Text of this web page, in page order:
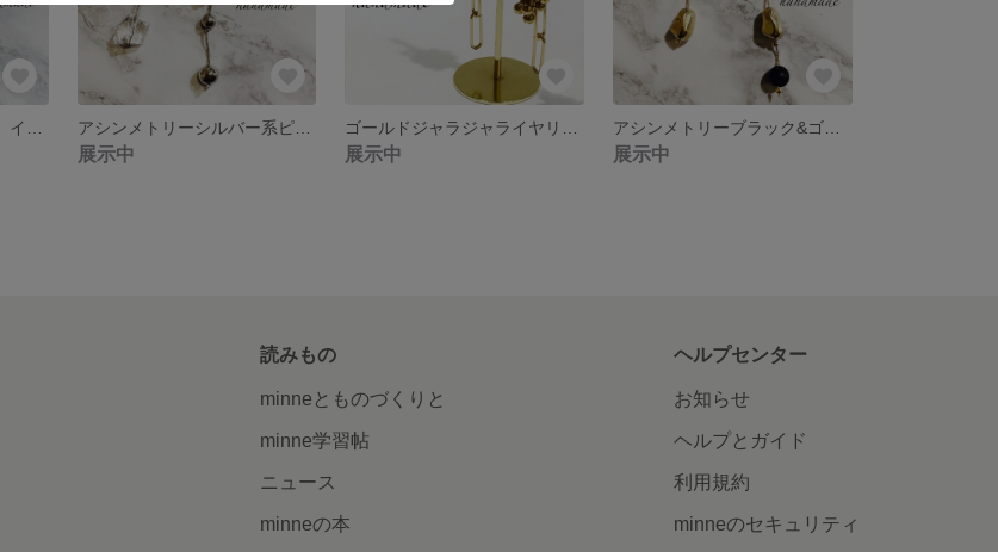
アシンメトリーシルバー系ピアス イヤリング
展示中 展示中 展示中
読みもの
minneとものづくりと
minne学習帖
ニュース
minneの本
ヘルプセンター
お知らせ
ヘルプとガイド
利用規約
minneのセキュリティ